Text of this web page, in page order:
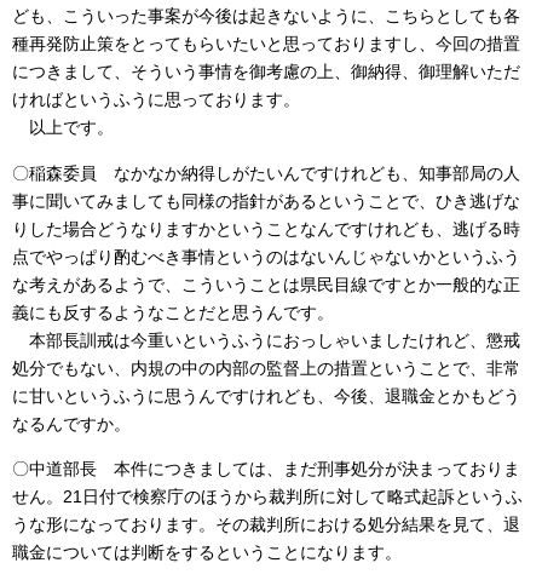
ども、こういった事案が今後は起きないように、こちらとしても各
種再発防止策をとってもらいたいと思っておりますし、今回の措置
につきまして、そういう事情を御考慮の上、御納得、御理解いただ
ければというふうに思っております。
以上です。
〇稲森委員 なかなか納得しがたいんですけれども、知事部局の人
事に聞いてみましても同様の指針があるということで、ひき逃げな
りした場合どうなりますかということなんですけれども、逃げる時
点でやっぱり酌むべき事情というのはないんじゃないかというふう
な考えがあるようで、こういうことは県民目線ですとか一般的な正
義にも反するようなことだと思うんです。
本部長訓戒は今重いというふうにおっしゃいましたけれど、懲戒
処分でもない、内規の中の内部の監督上の措置ということで、非常
に甘いというふうに思うんですけれども、今後、退職金とかもどう
なるんですか。
〇中道部長 本件につきましては、まだ刑事処分が決まっておりま
せん。21日付で検察庁のほうから裁判所に対して略式起訴というふ
うな形になっております。その裁判所における処分結果を見て、退
職金については判断をするということになります。